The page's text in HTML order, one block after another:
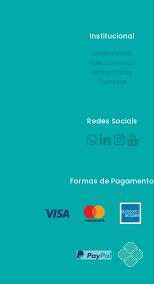
Institucional
Institucional
Fale Conosco
Minha Conta
Carrinho
Redes Sociais
Formas de Pagamento